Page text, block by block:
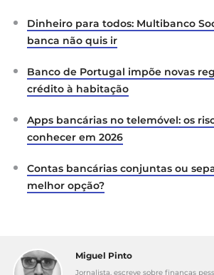
Dinheiro para todos: Multibanco
banca não quis ir
Banco de Portugal impõe novas
crédito à habitação
Apps bancárias no telemóvel: os
conhecer em 2026
Contas bancárias conjuntas ou
melhor opção?
Miguel Pinto
Jornalista, escreve sobre finanças